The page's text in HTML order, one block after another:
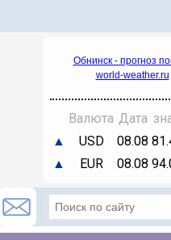
Обнинск - прогноз
world-weather.ru
Валюта Дата
▲
USD 08.08
▲
EUR 08.08